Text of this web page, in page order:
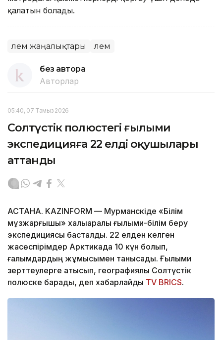
қалатын болады.
Әлем жаңалықтары Әлем
без автора
Авторлар
05:40, 07 Тамыз 2026
Солтүстік полюстегі ғылыми
экспедицияға 22 елдің оқушылары
аттанды
АСТАНА. KAZINFORM — Мурманскіде «Білім
мұзжарғышы» халықаралық ғылыми-білім беру
экспедициясы басталды. 22 елден келген
жасөспірімдер Арктикада 10 күн болып,
ғалымдардың жұмысымен танысады. Ғылыми
зерттеулерге қатысып, географиялық Солтүстік
полюске барады, деп хабарлайды TV BRICS.